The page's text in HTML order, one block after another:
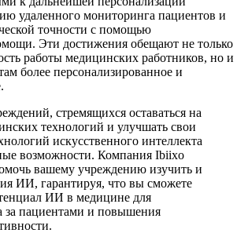
удаленного мониторинга пациентов и
точности с помощью
Эти достижения обещают не только
работы медицинских работников, но и
более персонализированное и
стремящихся оставаться на
технологий и улучшать свои
искусственного интеллекта
возможности. Компания Ibiixo
вашему учреждению изучить и
ИИ, гарантируя, что вы сможете
ИИ в медицине для
за пациентами и повышения